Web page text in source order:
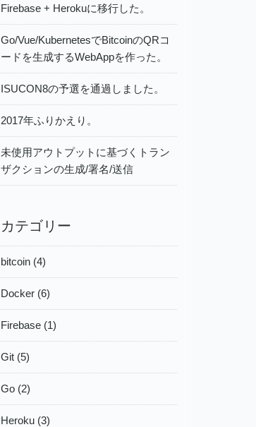
Firebase + Herokuに移行した。
Go/Vue/KubernetesでBitcoinのQRコ
ードを生成するWebAppを作った。
ISUCON8の予選を通過しました。
2017年ふりかえり。
未使用アウトプットに基づくトラン
ザクションの生成/署名/送信
カテゴリー
bitcoin (4)
Docker (6)
Firebase (1)
Git (5)
Go (2)
Heroku (3)